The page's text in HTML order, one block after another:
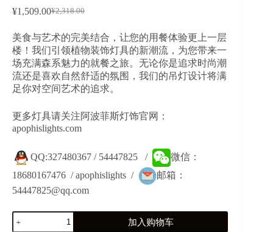
¥2,318.00
原
为：
¥2,318.00。
¥1,509.00当
价
格
为：
¥1,509.00。
美食与艺术的完美结合，让您的用餐体验更上一层
楼！我们引领植物装饰灯具的新潮流，为您带来一
场充满森系魅力的就餐之旅。无论你是追求时尚潮
流还是喜欢自然舒适的氛围，我们的吊灯设计将满
足你对空间艺术的追求。
更多灯具请关注阿波菲斯灯饰官网：
apophislights.com
QQ:327480367 / 54447825 /
微信：
18680167476 / apophislights /
邮箱：
54447825@qq.com
JY5022C-
森
加入购物车